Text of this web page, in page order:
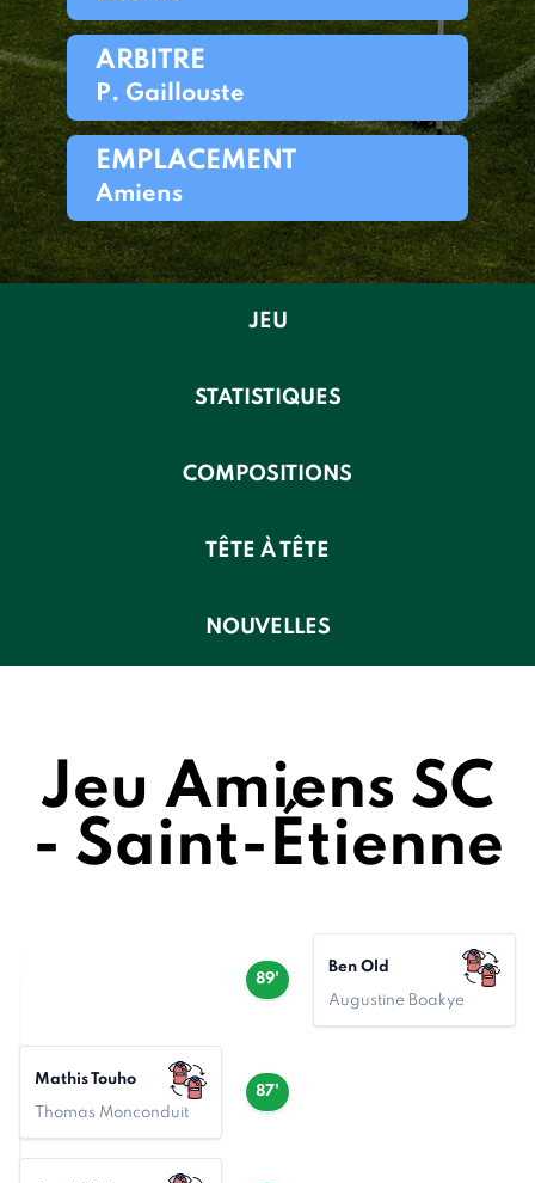
ARBITRE
P. Gaillouste
EMPLACEMENT
Amiens
JEU
STATISTIQUES
COMPOSITIONS
TÊTE À TÊTE
NOUVELLES
Jeu Amiens SC
- Saint-Étienne
89'
Ben Old
Augustine Boakye
87'
Mathis Touho
Thomas Monconduit